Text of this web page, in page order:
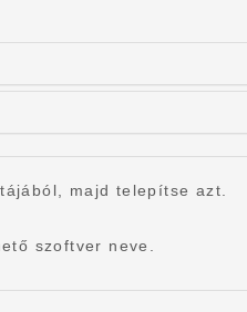
majd telepítse azt.
szoftver neve.